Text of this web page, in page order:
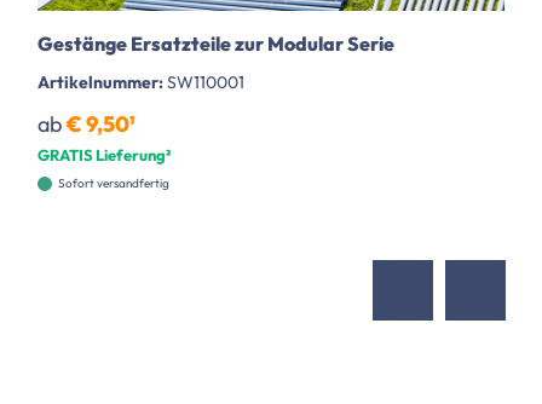
Gestänge Ersatzteile zur Modular Serie
Artikelnummer:SW110001
ab€ 9,50¹
GRATIS Lieferung²
Sofort versandfertig